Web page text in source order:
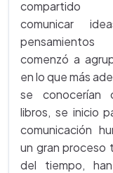
compartido
comunicar
comenzó a
en lo que más
se conocerían
libros, se inicio
comunicación
un gran proceso
del tiempo,